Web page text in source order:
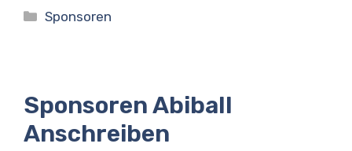
Kategorien
Sponsoren
Sponsoren Abiball
Anschreiben